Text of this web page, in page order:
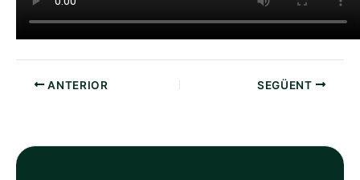
ANTERIOR SEGÜENT